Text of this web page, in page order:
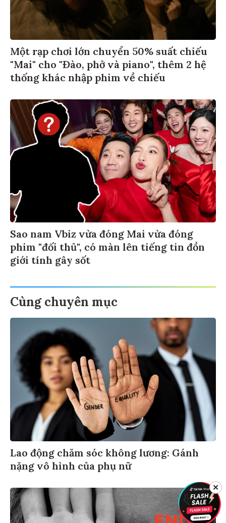
Một rạp chơi lớn chuyển 50% suất chiếu
"Mai" cho "Đào, phở và piano", thêm 2 hệ
thống khác nhập phim về chiếu
Sao nam Vbiz vừa đóng Mai vừa đóng
phim "đối thủ", có màn lên tiếng tin đồn
giới tính gây sốt
Cùng chuyên mục
Lao động chăm sóc không lương: Gánh
nặng vô hình của phụ nữ
✕